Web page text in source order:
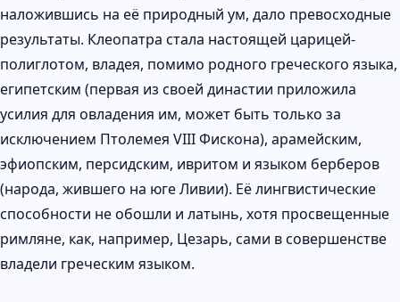
наложившись на её природный ум, дало превосходные
результаты. Клеопатра стала настоящей царицей-
полиглотом, владея, помимо родного греческого языка,
египетским (первая из своей династии приложила
усилия для овладения им, может быть только за
исключением Птолемея VIII Фискона), арамейским,
эфиопским, персидским, ивритом и языком берберов
(народа, жившего на юге Ливии). Её лингвистические
способности не обошли и латынь, хотя просвещенные
римляне, как, например, Цезарь, сами в совершенстве
владели греческим языком.